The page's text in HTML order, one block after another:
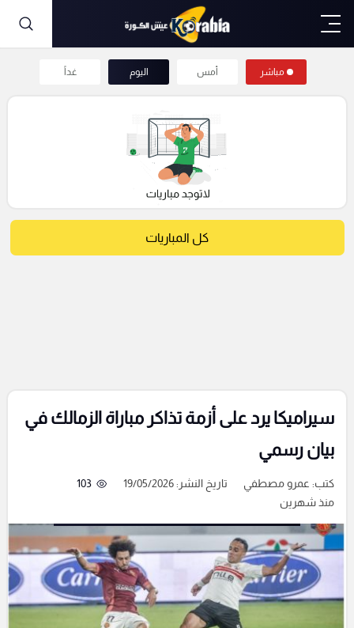
مباشر أمس اليوم غداً
كل المباريات
سيراميكا يرد على أزمة تذاكر مباراة الزمالك في
بيان رسمي
كتب: عمرو مصطفي تاريخ النشر: 19/05/2026
103
منذ شهرين